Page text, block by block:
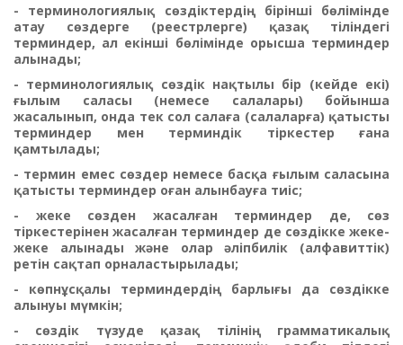
- терминологиялық сөздіктердің бірінші бөлімінде
атау сөздерге (реестрлерге) қазақ тіліндегі
терминдер, ал екінші бөлімінде орысша терминдер
алынады;
- терминологиялық сөздік нақтылы бір (кейде екі)
ғылым саласы (немесе салалары) бойынша
жасалынып, онда тек сол салаға (салаларға) қатысты
терминдер мен терминдік тіркестер ғана
қамтылады;
- термин емес сөздер немесе басқа ғылым саласына
қатысты терминдер оған алынбауға тиіс;
- жеке сөзден жасалған терминдер де, сөз
тіркестерінен жасалған терминдер де сөздікке жеке-
жеке алынады және олар әліпбилік (алфавиттік)
ретін сақтап орналастырылады;
- көпнұсқалы терминдердің барлығы да сөздікке
алынуы мүмкін;
- сөздік түзуде қазақ тілінің грамматикалық